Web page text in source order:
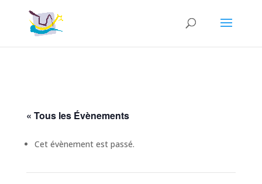
« Tous les Évènements
Cet évènement est passé.